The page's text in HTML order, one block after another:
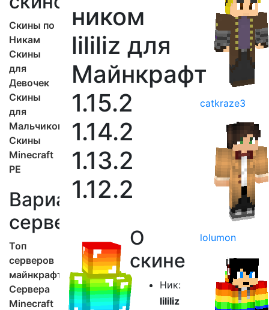
Скины по
Никам
Скины
для
Девочек
Скины
для
Мальчиков
Скины
Minecraft
PE
Варианты
серверов
Топ
серверов
майнкрафт
Сервера
Minecraft
ником
lililiz для
Майнкрафт
1.15.2
1.14.2
1.13.2
1.12.2
О
скине
Ник:
lililiz
catkraze3
lolumon